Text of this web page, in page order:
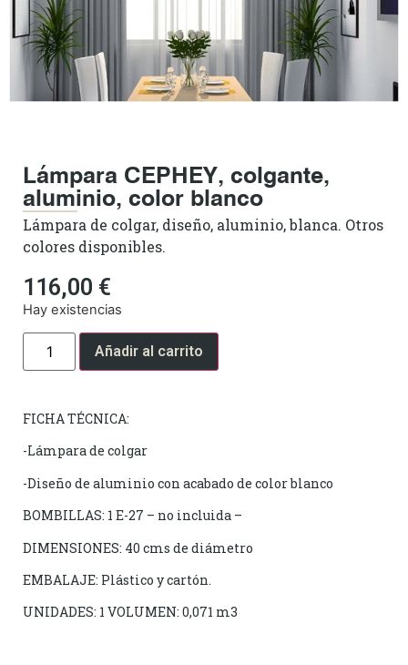
Lámpara CEPHEY, colgante,
aluminio, color blanco
Lámpara de colgar, diseño, aluminio, blanca. Otros
colores disponibles.
116,00 €
Hay existencias
Añadir al carrito
FICHA TÉCNICA:
-Lámpara de colgar
-Diseño de aluminio con acabado de color blanco
BOMBILLAS: 1 E-27 – no incluida –
DIMENSIONES: 40 cms de diámetro
EMBALAJE: Plástico y cartón.
UNIDADES: 1 VOLUMEN: 0,071 m3